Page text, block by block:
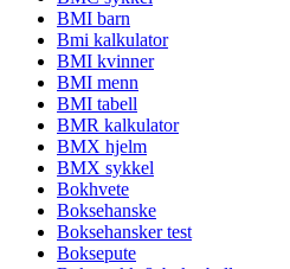
BMI barn
Bmi kalkulator
BMI kvinner
BMI menn
BMI tabell
BMR kalkulator
BMX hjelm
BMX sykkel
Bokhvete
Boksehanske
Boksehansker test
Boksepute